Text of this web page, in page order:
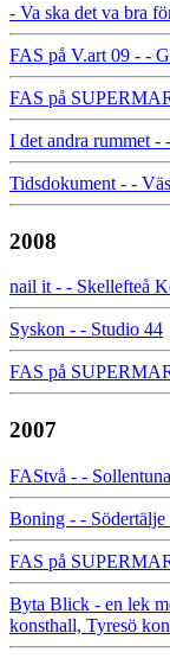
- Va ska det va bra
FAS på V.art 09 - -
FAS på
I det andra rummet -
Tidsdokument - -
2008
nail it - - Skellefteå
Syskon - - Studio 44
FAS på
2007
FAStvå - -
Boning - - Södertälje
FAS på
Byta Blick - en lek
konsthall, Tyresö